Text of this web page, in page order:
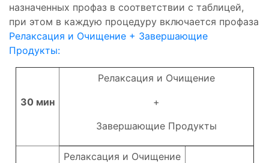
назначенных профаз в соответствии с таблицей,
при этом в каждую процедуру включается профаза
Релаксация и Очищение + Завершающие
Продукты:
30 мин
Релаксация и Очищение
+
Завершающие Продукты
Релаксация и Очищение